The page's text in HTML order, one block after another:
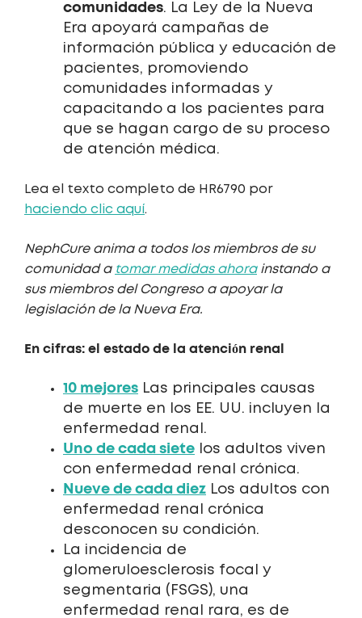
comunidades. La Ley de la Nueva
Era apoyará campañas de
información pública y educación de
pacientes, promoviendo
comunidades informadas y
capacitando a los pacientes para
que se hagan cargo de su proceso
de atención médica.
Lea el texto completo de HR6790 por
haciendo clic aquí.
NephCure anima a todos los miembros de su
comunidad a tomar medidas ahorainstando a
sus miembros del Congreso a apoyar la
legislación de la Nueva Era.
En cifras: el estado de la atención renal
10 mejores Las principales causas
de muerte en los EE. UU. incluyen la
enfermedad renal.
Uno de cada siete los adultos viven
con enfermedad renal crónica.
Nueve de cada diez Los adultos con
enfermedad renal crónica
desconocen su condición.
La incidencia de
glomeruloesclerosis focal y
segmentaria (FSGS), una
enfermedad renal rara, es de